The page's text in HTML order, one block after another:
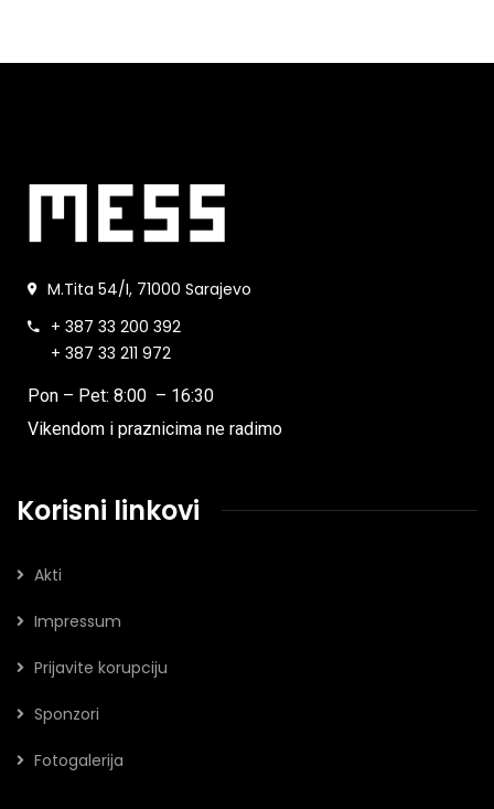
M.Tita 54/I, 71000 Sarajevo
+ 387 33 200 392
+ 387 33 211 972
Pon – Pet: 8:00 – 16:30
Vikendom i praznicima ne radimo
Korisni linkovi
Akti
Impressum
Prijavite korupciju
Sponzori
Fotogalerija